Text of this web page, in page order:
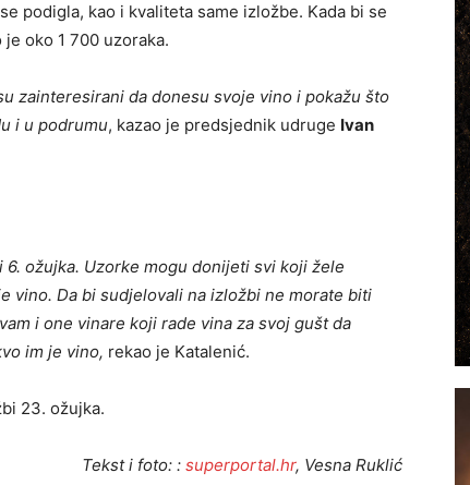
podigla, kao i kvaliteta same izložbe. Kada bi se
oko 1 700 uzoraka.
zainteresirani da donesu svoje vino i pokažu što
i u podrumu, kazao je predsjednik udruge Ivan
ožujka. Uzorke mogu donijeti svi koji žele
vino. Da bi sudjelovali na izložbi ne morate biti
i one vinare koji rade vina za svoj gušt da
im je vino, rekao je Katalenić.
23. ožujka.
Tekst i foto: : superportal.hr, Vesna Ruklić